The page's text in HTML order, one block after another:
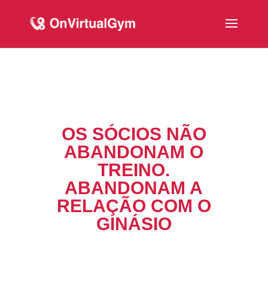
OS SÓCIOS NÃO
ABANDONAM O
TREINO.
ABANDONAM A
RELAÇÃO COM O
GINÁSIO